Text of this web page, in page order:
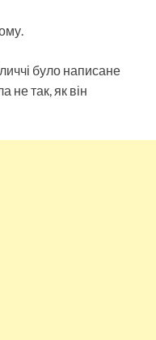
було написане
не так, як він